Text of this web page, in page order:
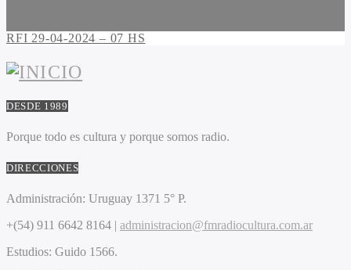
RFI 29-04-2024 – 07 HS
DESDE 1989
Porque todo es cultura y porque somos radio.
DIRECCIONES
Administración: Uruguay 1371 5° P.
+(54) 911 6642 8164 | administracion@fmradiocultura.com.ar
Estudios: Guido 1566.